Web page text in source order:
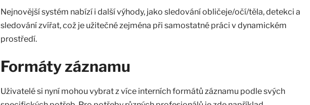
Nejnovější systém nabízí i další výhody, jako sledování obličeje/očí/těla, detekci a
sledování zvířat, což je užitečné zejména při samostatné práci v dynamickém
prostředí.
Formáty záznamu
Uživatelé si nyní mohou vybrat z více interních formátů záznamu podle svých